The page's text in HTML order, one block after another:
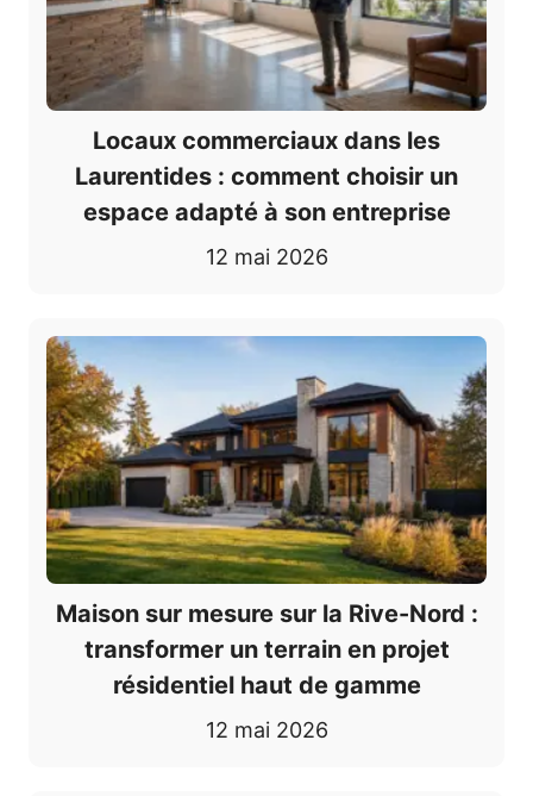
Locaux commerciaux dans les
Laurentides : comment choisir un
espace adapté à son entreprise
12 mai 2026
Maison sur mesure sur la Rive-Nord :
transformer un terrain en projet
résidentiel haut de gamme
12 mai 2026